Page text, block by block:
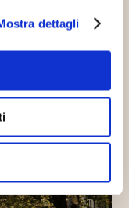
dettagli